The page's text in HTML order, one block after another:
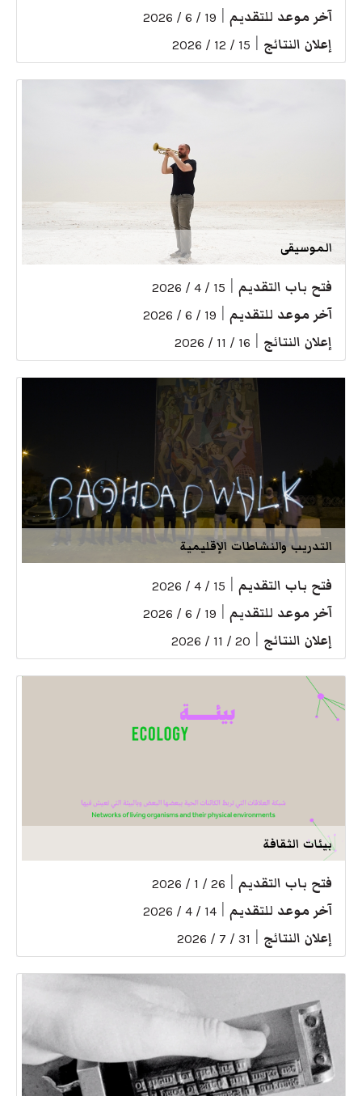
آخر موعد للتقديم 19 / 6 / 2026
إعلان النتائج 15 / 12 / 2026
الموسيقى
فتح باب التقديم 15 / 4 / 2026
آخر موعد للتقديم 19 / 6 / 2026
إعلان النتائج 16 / 11 / 2026
التدريب والنشاطات الإقليمية
فتح باب التقديم 15 / 4 / 2026
آخر موعد للتقديم 19 / 6 / 2026
إعلان النتائج 20 / 11 / 2026
بيئات الثقافة
فتح باب التقديم 26 / 1 / 2026
آخر موعد للتقديم 14 / 4 / 2026
إعلان النتائج 31 / 7 / 2026